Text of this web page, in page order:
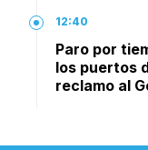
12:40
Paro por
los puertos
reclamo al